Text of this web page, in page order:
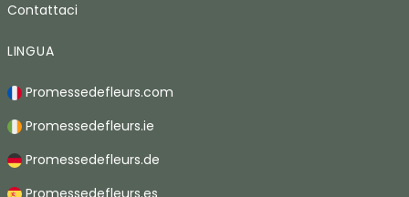
Contattaci
LINGUA
Promessedefleurs.com
Promessedefleurs.ie
Promessedefleurs.de
Promessedefleurs.es